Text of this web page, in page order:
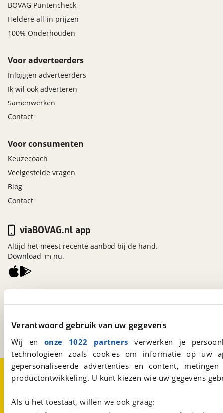
Verantwoord gebruik van uw gegevens
Wij en onze 1022 partners verwerken je
technologieën zoals cookies om informatie op
gepersonaliseerde advertenties en content,
productontwikkeling. U kunt kiezen wie uw gegevens
Als u het toestaat, willen we ook graag:
BOVAG Puntencheck
Heldere all-in prijzen
100% Onderhouden
Voor adverteerders
Inloggen adverteerders
Ik wil ook adverteren
Samenwerken
Contact
Voor consumenten
Keuzecoach
Veelgestelde vragen
Blog
Contact
Een initiatief van
viaBOVAG.nl app
Altijd het meest recente aanbod bij de hand.
Download 'm nu.
Over viaBOVAG.nlDisclaimer- en Privacyverklaring
CookievoorkeurenVacatures